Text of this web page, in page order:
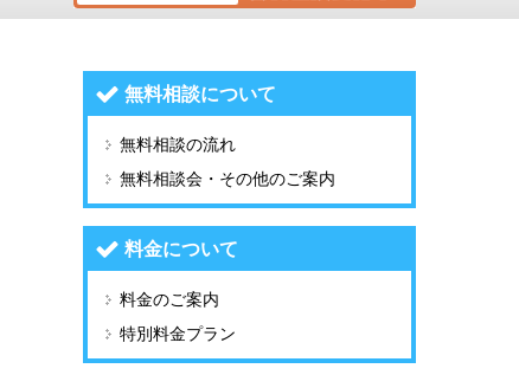
無料相談について
無料相談の流れ
無料相談会・その他のご案内
料金について
料金のご案内
特別料金プラン